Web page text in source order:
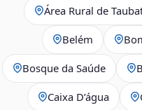
Área Rural de
Belém
Bosque da Saúde
Caixa D’água